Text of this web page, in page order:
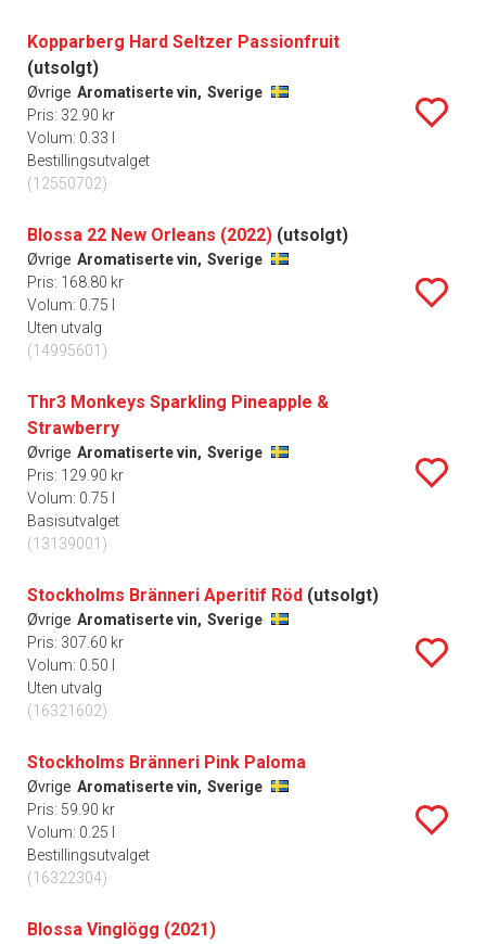
Kopparberg Hard Seltzer Passionfruit
(utsolgt)
Øvrige Aromatiserte vin, Sverige
Pris: 32.90 kr
Volum: 0.33 l
Bestillingsutvalget
(12550702)
Blossa 22 New Orleans (2022) (utsolgt)
Øvrige Aromatiserte vin, Sverige
Pris: 168.80 kr
Volum: 0.75 l
Uten utvalg
(14995601)
Thr3 Monkeys Sparkling Pineapple &
Strawberry
Øvrige Aromatiserte vin, Sverige
Pris: 129.90 kr
Volum: 0.75 l
Basisutvalget
(13139001)
Stockholms Bränneri Aperitif Röd (utsolgt)
Øvrige Aromatiserte vin, Sverige
Pris: 307.60 kr
Volum: 0.50 l
Uten utvalg
(16321602)
Stockholms Bränneri Pink Paloma
Øvrige Aromatiserte vin, Sverige
Pris: 59.90 kr
Volum: 0.25 l
Bestillingsutvalget
(16322304)
Blossa Vinglögg (2021)